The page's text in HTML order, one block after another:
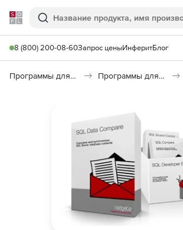
Softline
Поиск
8 (800) 200-08-60Запрос ценыИнферитБлог
Программы для программирования Программы для работы с базами данных